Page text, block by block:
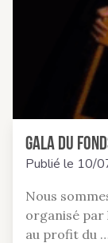
GALA du
Publié le 10/
Nous
organisé par
au profit du